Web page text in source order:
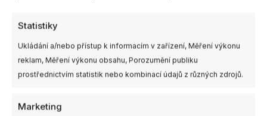
Statistiky
Ukládání a/nebo přístup k informacím v zařízení, Měření výkonu
reklam, Měření výkonu obsahu, Porozumění publiku
prostřednictvím statistik nebo kombinací údajů z různých zdrojů.
Marketing
SKU: Kategorie:
Související produkty